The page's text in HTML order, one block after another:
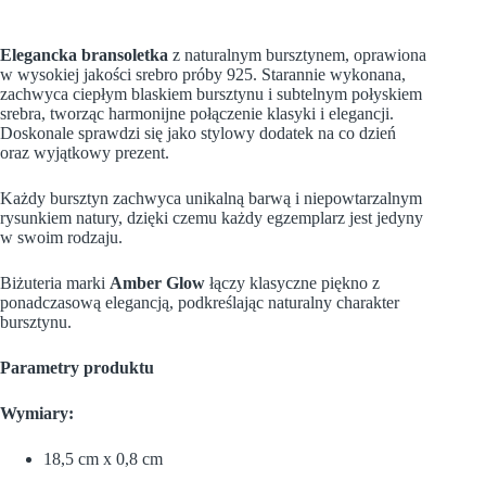
Elegancka bransoletka z naturalnym bursztynem, oprawiona
w wysokiej jakości srebro próby 925. Starannie wykonana,
zachwyca ciepłym blaskiem bursztynu i subtelnym połyskiem
srebra, tworząc harmonijne połączenie klasyki i elegancji.
Doskonale sprawdzi się jako stylowy dodatek na co dzień
oraz wyjątkowy prezent.
Każdy bursztyn zachwyca unikalną barwą i niepowtarzalnym
rysunkiem natury, dzięki czemu każdy egzemplarz jest jedyny
w swoim rodzaju.
Biżuteria marki Amber Glow łączy klasyczne piękno z
ponadczasową elegancją, podkreślając naturalny charakter
bursztynu.
Parametry produktu
Wymiary:
18,5 cm x 0,8 cm